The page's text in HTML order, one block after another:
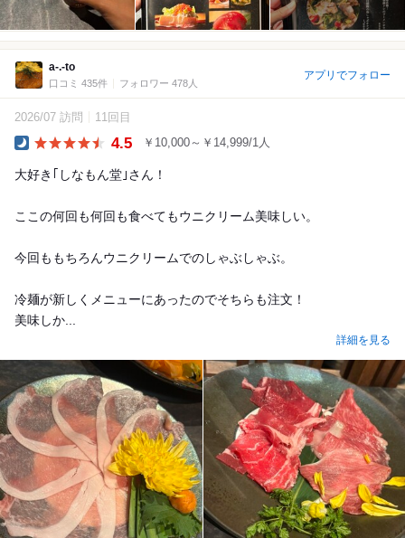
a-.-to
口コミ 435件 フォロワー 478人
アプリでフォロー
2026/07 訪問 11回目
4.5 ￥10,000～￥14,999/1人
大好き｢しなもん堂｣さん！
ここの何回も何回も食べてもウニクリーム美味しい。
今回ももちろんウニクリームでのしゃぶしゃぶ。
冷麺が新しくメニューにあったのでそちらも注文！
美味しか...
詳細を見る